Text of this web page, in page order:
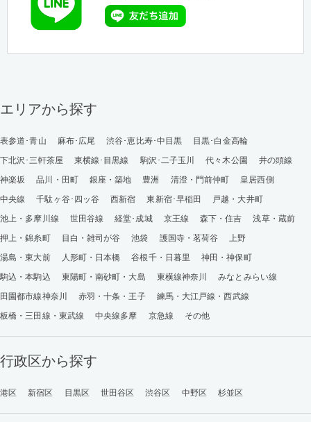
エリアから探す
表参道･青山 麻布･広尾 渋谷･恵比寿･中目黒
目黒･白金高輪
下北沢･三軒茶屋
東横線･目黒線 駒沢･二子玉川 代々木公園
井の頭線
神楽坂
品川・田町 銀座・築地 豊洲 清澄・門前仲町
皇居西側
中央線
千駄ヶ谷･四ッ谷 西新宿 東新宿･早稲田
戸越・大井町
池上・多摩川線
世田谷線 経堂･成城 京王線 森下・住吉
浅草・蔵前
押上・錦糸町
目白・雑司が谷 池袋 護国寺・茗荷谷
上野
湯島・東大前
人形町・日本橋 谷根千・日暮里
神田・神保町
駒込・本駒込
東陽町・南砂町・大島 東横線神奈川
みなとみらい線
田園都市線神奈川
赤羽・十条・王子
練馬・大江戸線・西武線
板橋・三田線・東武線
中央線多摩 京急線 その他
行政区から探す
港区 新宿区 目黒区 世田谷区 渋谷区 中野区 杉並区